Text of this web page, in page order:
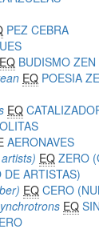
PEZ CEBRA
EQ BUDISMO ZEN
EQ POESIA
EQ
AERONAVES
EQ ZERO
ARTISTAS)
EQ CERO
EQ